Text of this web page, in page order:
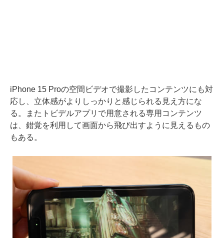
iPhone 15 Proの空間ビデオで撮影したコンテンツにも対
応し、立体感がよりしっかりと感じられる見え方にな
る。またトビデルアプリで用意される専用コンテンツ
は、錯覚を利用して画面から飛び出すように見えるもの
もある。